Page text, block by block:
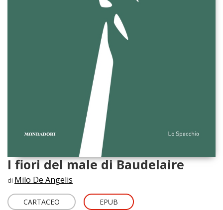
I fiori del male di Baudelaire
di Milo De Angelis
CARTACEO EPUB